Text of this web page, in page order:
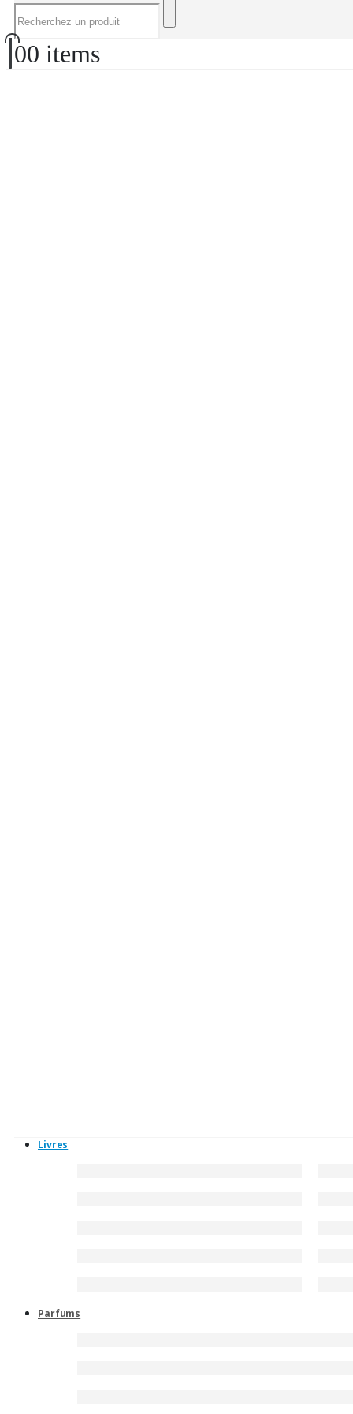
00 items
Livres
Parfums